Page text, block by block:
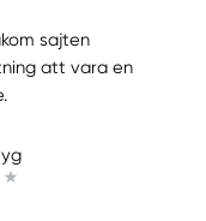
sajten
att vara en